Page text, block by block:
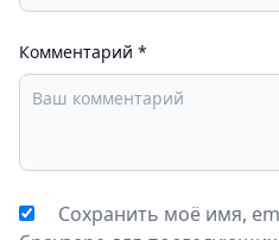
Комментарий *
Сохранить моё имя,